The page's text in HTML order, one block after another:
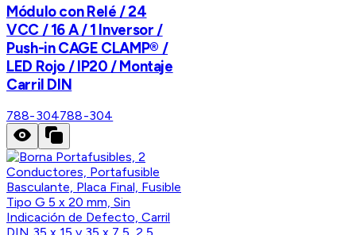
Módulo con Relé / 24
VCC / 16 A / 1 Inversor /
Push-in CAGE CLAMP® /
LED Rojo / IP20 / Montaje
Carril DIN
788-304788-304